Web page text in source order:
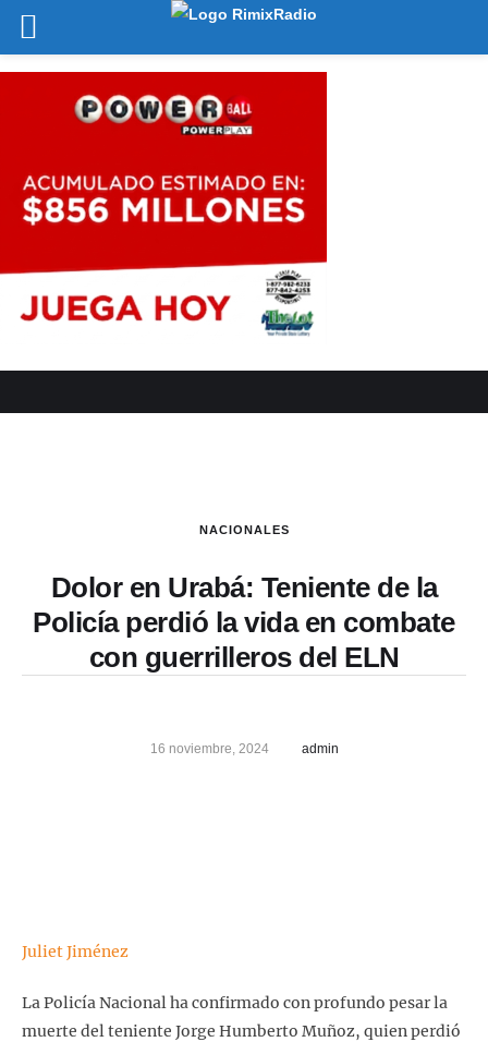
NACIONALES
Dolor en Urabá: Teniente de la
Policía perdió la vida en combate
con guerrilleros del ELN
16 noviembre, 2024 admin
Juliet Jiménez
La Policía Nacional ha confirmado con profundo pesar la
muerte del teniente Jorge Humberto Muñoz, quien perdió